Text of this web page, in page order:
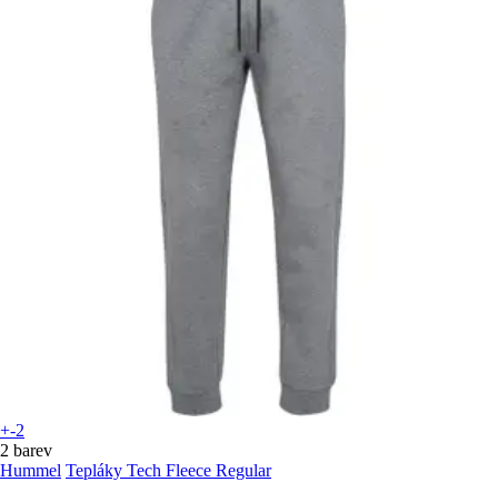
+-2
2 barev
Hummel Tepláky Tech Fleece Regular